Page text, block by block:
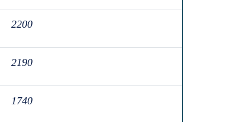
2200
2190
1740